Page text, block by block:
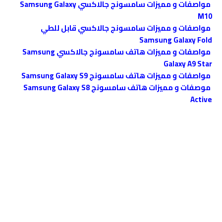
مواصفات و مميزات سامسونج جالاكسي Samsung Galaxy
M10
مواصفات و مميزات سامسونج جالاكسي قابل للطي
Samsung Galaxy Fold
مواصفات و مميزات هاتف سامسونج جالاكسي Samsung
Galaxy A9 Star
مواصفات و مميزات هاتف سامسونج Samsung Galaxy S9
موصفات و مميزات هاتف سامسونج Samsung Galaxy S8
Active